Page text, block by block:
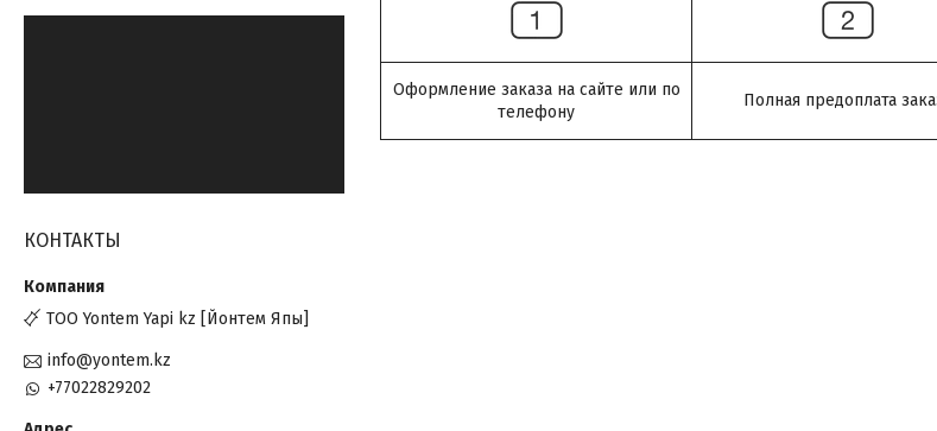
Оформление заказа на сайте или по
телефону
Полная предоплата
КОНТАКТЫ
ТОО Yontem Yapi kz [Йонтем Япы]
info@yontem.kz
+77022829202